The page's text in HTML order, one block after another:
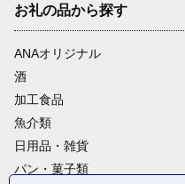
お礼の品から探す
ANAオリジナル
酒
加工食品
魚介類
日用品・雑貨
パン・菓子類